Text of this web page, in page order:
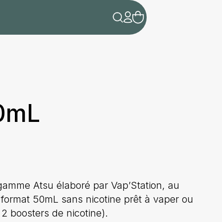
Atsu élaboré par Vap’Station, au
50mL sans nicotine prêt à vaper ou
boosters de nicotine).